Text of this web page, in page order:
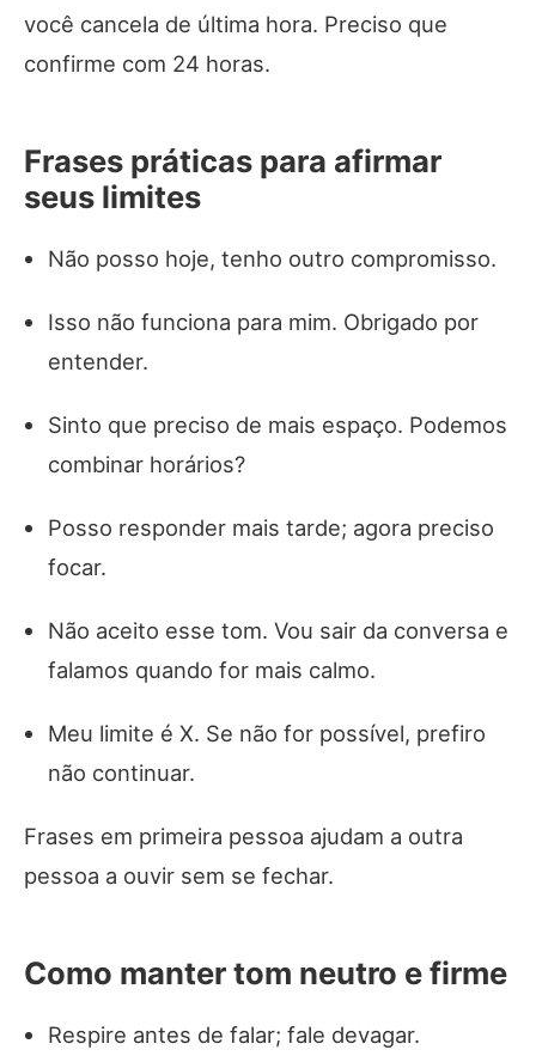
você cancela de última hora. Preciso que
confirme com 24 horas.
Frases práticas para afirmar
seus limites
Não posso hoje, tenho outro compromisso.
Isso não funciona para mim. Obrigado por
entender.
Sinto que preciso de mais espaço. Podemos
combinar horários?
Posso responder mais tarde; agora preciso
focar.
Não aceito esse tom. Vou sair da conversa e
falamos quando for mais calmo.
Meu limite é X. Se não for possível, prefiro
não continuar.
Frases em primeira pessoa ajudam a outra
pessoa a ouvir sem se fechar.
Como manter tom neutro e firme
Respire antes de falar; fale devagar.